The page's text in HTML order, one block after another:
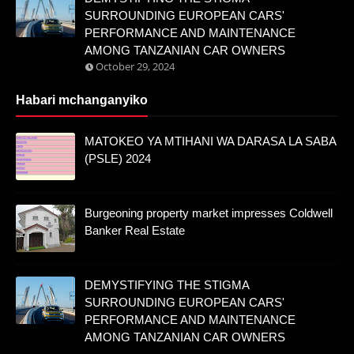
SURROUNDING EUROPEAN CARS'
PERFORMANCE AND MAINTENANCE
AMONG TANZANIAN CAR OWNERS
October 29, 2024
Habari mchanganyiko
MATOKEO YA MTIHANI WA DARASA LA SABA
(PSLE) 2024
Burgeoning property market impresses Coldwell
Banker Real Estate
DEMYSTIFYING THE STIGMA
SURROUNDING EUROPEAN CARS'
PERFORMANCE AND MAINTENANCE
AMONG TANZANIAN CAR OWNERS